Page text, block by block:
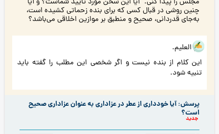
چنین روشی در قبال کسی که برای بنده زحماتی کشیده است،
به‌جای قدردانی، صحیح و منطبق بر موازین اخلاقی می‌باشد؟
هو العلیم.
این کلام از بنده نیست و اگر شخصی این مطلب را گفته باید
تنبیه شود.
پرسش: آیا خودداری از عطر در عزاداری به عنوان عزاداری صحیح
است؟
جدید